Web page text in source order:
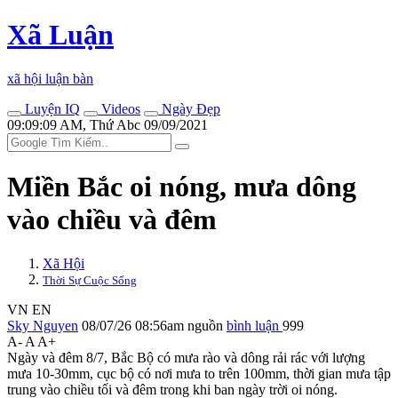
Xã Luận
xã hội luận bàn
Luyện IQ
Videos
Ngày Đẹp
09:09:09 AM, Thứ Abc 09/09/2021
Miền Bắc oi nóng, mưa dông
vào chiều và đêm
Xã Hội
Thời Sự Cuộc Sống
VN EN
Sky Nguyen 08/07/26 08:56am nguồn bình luận 999
A- A A+
Ngày và đêm 8/7, Bắc Bộ có mưa rào và dông rải rác với lượng
mưa 10-30mm, cục bộ có nơi mưa to trên 100mm, thời gian mưa tập
trung vào chiều tối và đêm trong khi ban ngày trời oi nóng.